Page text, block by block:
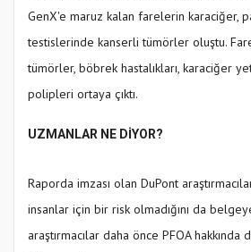
GenX'e maruz kalan farelerin karaciğer,
testislerinde kanserli tümörler oluştu.
tümörler, böbrek hastalıkları, karaciğer
polipleri ortaya çıktı.
UZMANLAR NE DİYOR?
Raporda imzası olan DuPont
insanlar için bir risk olmadığını da
araştırmacılar daha önce PFOA